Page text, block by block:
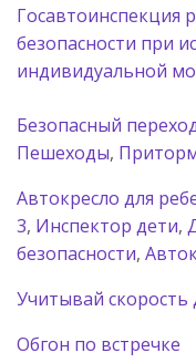
Госавтоинспекция
безопасности при
индивидуальной
Безопасный
Пешеходы,
Автокресло для
3, Инспектор дети,
безопасности,
Учитывай скорость
Обгон по встречке